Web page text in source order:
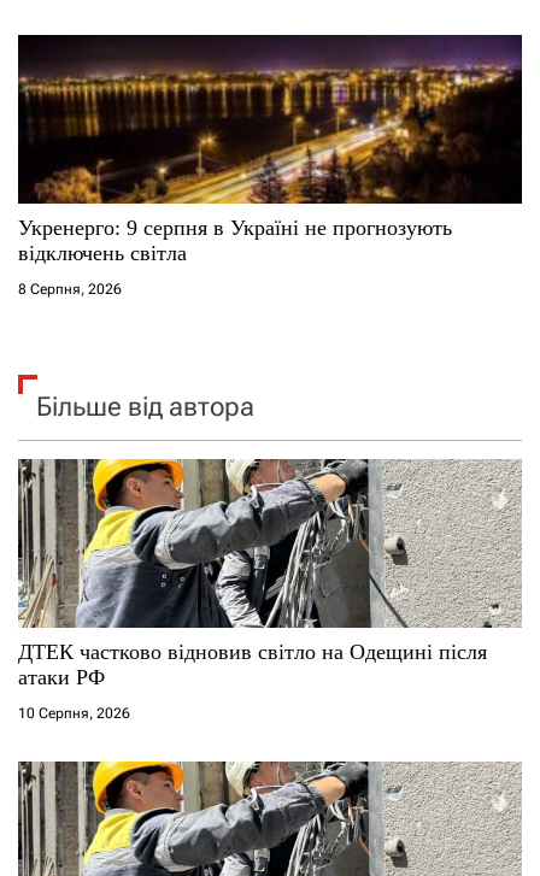
Укренерго: 9 серпня в Україні не прогнозують
відключень світла
8 Серпня, 2026
Більше від автора
ДТЕК частково відновив світло на Одещині після
атаки РФ
10 Серпня, 2026